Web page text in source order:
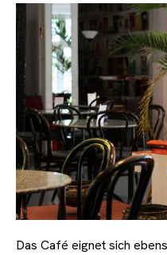
Das Café eignet sich